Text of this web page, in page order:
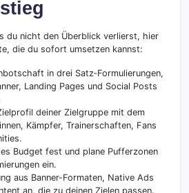
du nicht den Überblick verlierst, hier
die du sofort umsetzen kannst:
in drei Satz‑Formulierungen,
Landing Pages und Social Posts
deiner Zielgruppe mit dem
Kämpfer, Trainerschaften, Fans
Budget fest und plane Pufferzonen
ein.
aus Banner-Formaten, Native Ads
an, die zu deinen Zielen passen.